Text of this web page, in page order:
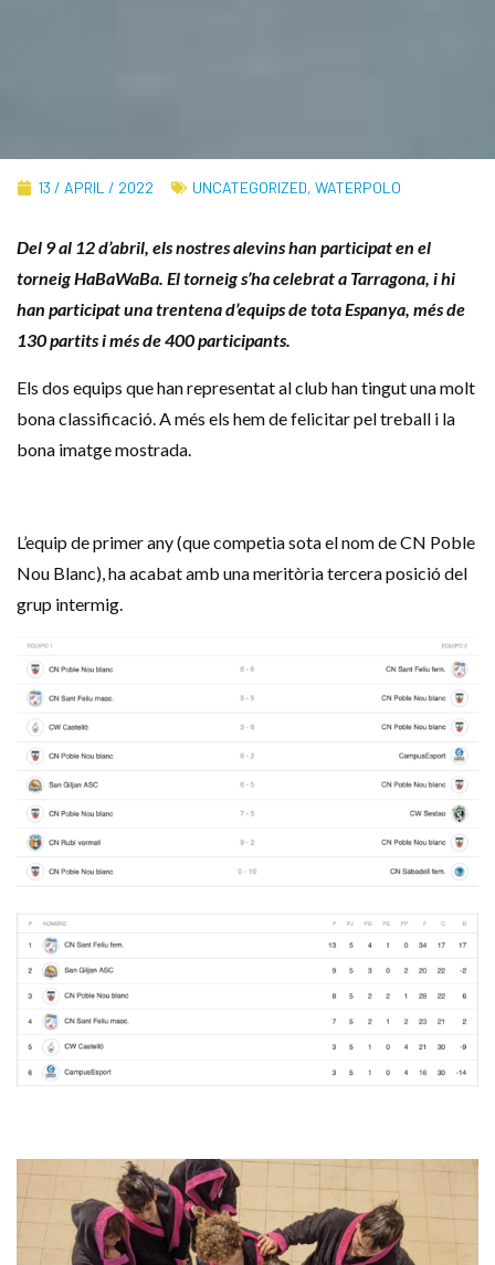
13 / APRIL / 2022 UNCATEGORIZED, WATERPOLO
Del 9 al 12 d’abril, els nostres alevins han participat en el
torneig HaBaWaBa. El torneig s’ha celebrat a Tarragona, i hi
han participat una trentena d’equips de tota Espanya, més de
130 partits i més de 400 participants.
Els dos equips que han representat al club han tingut una molt
bona classificació. A més els hem de felicitar pel treball i la
bona imatge mostrada.
L’equip de primer any (que competia sota el nom de CN Poble
Nou Blanc), ha acabat amb una meritòria tercera posició del
grup intermig.